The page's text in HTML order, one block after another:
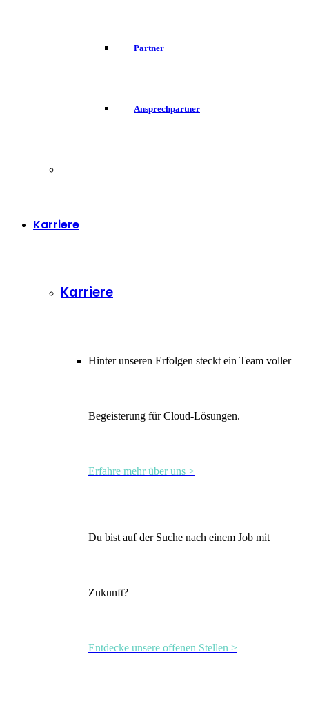
Partner
Ansprechpartner
Karriere
Karriere
Hinter unseren Erfolgen steckt ein Team voller
Begeisterung für Cloud-Lösungen.
Erfahre mehr über uns >
Du bist auf der Suche nach einem Job mit
Zukunft?
Entdecke unsere offenen Stellen >